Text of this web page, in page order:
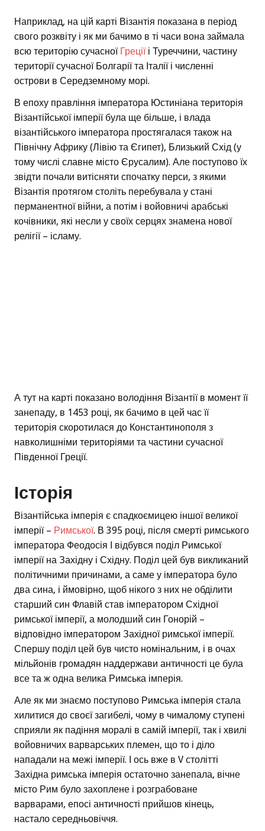
Наприклад, на цій карті Візантія показана в період
свого розквіту і як ми бачимо в ті часи вона займала
всю територію сучасної Греціїі Туреччини, частину
території сучасної Болгарії та Італії і численні
острови в Середземному морі.
В епоху правління імператора Юстиніана територія
Візантійської імперії була ще більше, і влада
візантійського імператора простягалася також на
Північну Африку (Лівію та Єгипет), Близький Схід (у
тому числі славне місто Єрусалим). Але поступово їх
звідти почали витісняти спочатку перси, з якими
Візантія протягом століть перебувала у стані
перманентної війни, а потім і войовничі арабські
кочівники, які несли у своїх серцях знамена нової
релігії – ісламу.
А тут на карті показано володіння Візантії в момент її
занепаду, в 1453 році, як бачимо в цей час її
територія скоротилася до Константинополя з
навколишніми територіями та частини сучасної
Південної Греції.
Історія
Візантійська імперія є спадкоємицею іншої великої
імперії – Римської. В 395 році, після смерті римського
імператора Феодосія І відбувся поділ Римської
імперії на Західну і Східну. Поділ цей був викликаний
політичними причинами, а саме у імператора було
два сина, і ймовірно, щоб нікого з них не обділити
старший син Флавій став імператором Східної
римської імперії, а молодший син Гонорій –
відповідно імператором Західної римської імперії.
Спершу поділ цей був чисто номінальним, і в очах
мільйонів громадян наддержави античності це була
все та ж одна велика Римська імперія.
Але як ми знаємо поступово Римська імперія стала
хилитися до своєї загибелі, чому в чималому ступені
сприяли як падіння моралі в самій імперії, так і хвилі
войовничих варварських племен, що то і діло
нападали на межі імперії. І ось вже в V столітті
Західна римська імперія остаточно занепала, вічне
місто Рим було захоплене і розграбоване
варварами, епосі античності прийшов кінець,
настало середньовіччя.